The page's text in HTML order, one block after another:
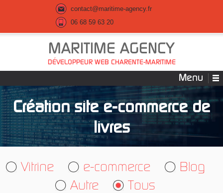
contact@maritime-agency.fr
06 68 59 63 20
MARITIME AGENCY
DÉVELOPPEUR WEB CHARENTE-MARITIME
Menu
Création site e-commerce de
livres
Vitrine e-commerce
Blog
Autre
Tous